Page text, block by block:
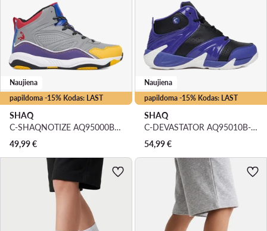
papildoma -15% Kodas: LAST
Naujiena
SHAQ
C-SHAQNOTIZE AQ95000B-B · Krepšinio batai
49,99€
papildoma -15% Kodas: LAST
Naujiena
SHAQ
C-DEVASTATOR AQ95010B-BDW · Krepšinio batai
54,99€